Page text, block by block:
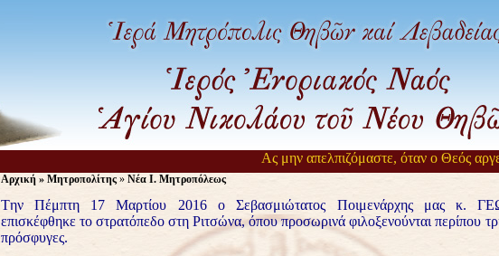
Ας μην απελπιζόμαστε, όταν ο Θεός
Αρχική» Μητροπολίτης» Νέα Ι. Μητροπόλεως
Tην Πέμπτη 17 Μαρτίου 2016 ο Σεβασμιώτατος Ποιμενάρχης μας κ.
επισκέφθηκε το στρατόπεδο στη Ριτσώνα, όπου προσωρινά φιλοξενούνται περίπου
πρόσφυγες.